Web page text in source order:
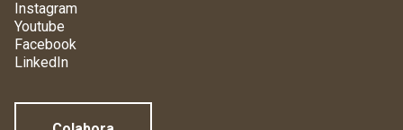
Instagram
Youtube
Facebook
LinkedIn